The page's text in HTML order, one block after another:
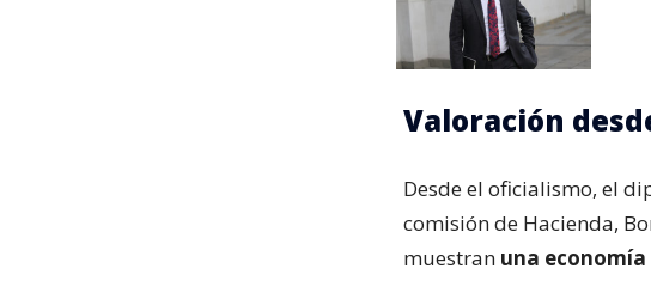
Valoración
Desde el oficialismo, el
comisión de Hacienda,
muestran una